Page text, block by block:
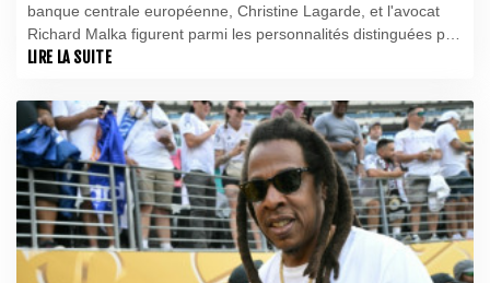
banque centrale européenne, Christine Lagarde, et l'avocat
Richard Malka figurent parmi les personnalités distinguées par
la Légion d'Honneur du 14-juillet, d'après un décret publié
LIRE LA SUITE